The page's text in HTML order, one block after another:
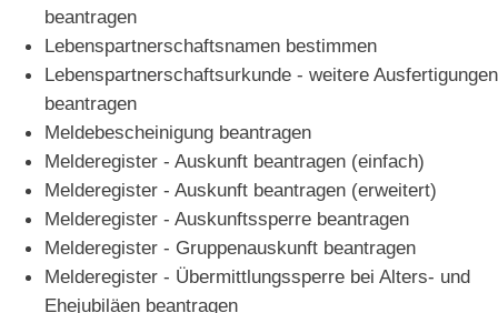
beantragen
Lebenspartnerschaftsnamen bestimmen
Lebenspartnerschaftsurkunde - weitere Ausfertigungen
beantragen
Meldebescheinigung beantragen
Melderegister - Auskunft beantragen (einfach)
Melderegister - Auskunft beantragen (erweitert)
Melderegister - Auskunftssperre beantragen
Melderegister - Gruppenauskunft beantragen
Melderegister - Übermittlungssperre bei Alters- und
Ehejubiläen beantragen